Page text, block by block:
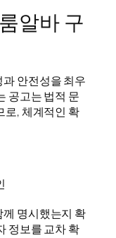
알바 구
안전성을 최우
공고는 법적 문
로, 체계적인 확
명시했는지 확
정보를 교차 확